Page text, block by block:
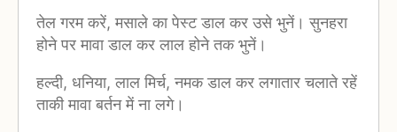
तेल गरम करें, मसाले का पेस्ट डाल कर उसे भुनें। सुनहरा
होने पर मावा डाल कर लाल होने तक भुनें।
हल्दी, धनिया, लाल मिर्च, नमक डाल कर लगातार चलाते रहें
ताकी मावा बर्तन में ना लगे।